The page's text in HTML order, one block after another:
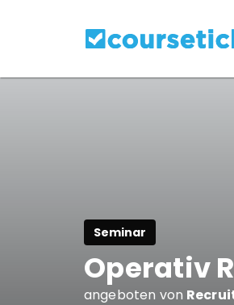
Seminar
Operativ
angeboten von